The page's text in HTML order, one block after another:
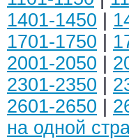
1401-1450
1701-1750
2001-2050
2301-2350
2601-2650
на одной